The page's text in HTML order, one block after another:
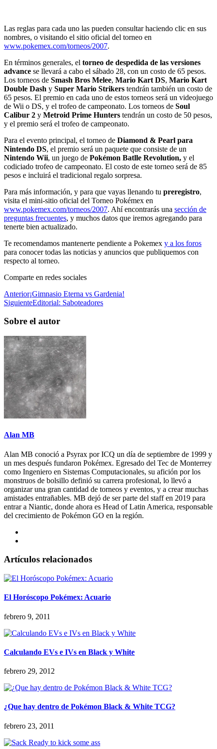
Las reglas para cada uno las pueden consultar haciendo clic en sus
nombres, o visitando el sitio oficial del torneo en
www.pokemex.com/torneos/2007.
En términos generales, el torneo de despedida de las versiones
advance se llevará a cabo el sábado 28, con un costo de 65 pesos.
Los torneos de Smash Bros Melee, Mario Kart DS, Mario Kart
Double Dash y Super Mario Strikers tendrán también un costo de
65 pesos. El premio en cada uno de estos torneos será un videojuego
de Wii o DS, y el trofeo de campeonato. Los torneos de Soul
Calibur 2 y Metroid Prime Hunters tendrán un costo de 50 pesos,
y el premio será el trofeo de campeonato.
Para el evento principal, el torneo de Diamond & Pearl para
Nintendo DS, el premio será un paquete que consiste de un
Nintendo Wii, un juego de Pokémon Batlle Revolution, y el
codiciado trofeo de campeonato. El costo de este torneo será de 85
pesos e incluirá el tradicional regalo sorpresa.
Para más información, y para que vayas llenando tu preregistro,
visita el mini-sitio oficial del Torneo Pokémex en
www.pokemex.com/torneos/2007. Ahí encontrarás una sección de
preguntas frecuentes, y muchos datos que iremos agregando para
tenerte bien actualizado.
Te recomendamos mantenerte pendiente a Pokemex y a los foros
para conocer todas las noticias y anuncios que publiquemos con
respecto al torneo.
Comparte en redes sociales
Anterior¡Gimnasio Eterna vs Gardenia!
SiguienteEditorial: Saboteadores
Sobre el autor
Alan MB
Alan MB conoció a Psyrax por ICQ un día de septiembre de 1999 y
un mes después fundaron Pokémex. Egresado del Tec de Monterrey
como Ingeniero en Sistemas Computacionales, su afición por los
monstruos de bolsillo definió su carrera profesional, lo llevó a
organizar una gran cantidad de torneos y eventos, y a crear muchas
amistades entrañables. MB dejó de ser parte del staff en 2019 para
entrar a Niantic, donde ahora es Head of Latin America, responsable
del crecimiento de Pokémon GO en la región.
Artículos relacionados
El Horóscopo Pokémex: Acuario
febrero 9, 2011
Calculando EVs e IVs en Black y White
febrero 29, 2012
¿Que hay dentro de Pokémon Black & White TCG?
febrero 23, 2011